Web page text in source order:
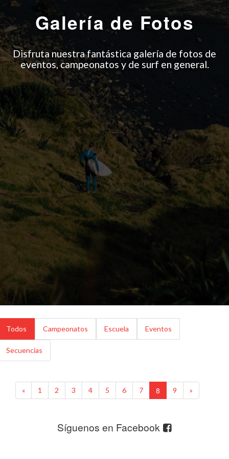
Galería de Fotos
Disfruta nuestra fantástica galería de fotos de
eventos, campeonatos y de surf en general.
Todos Campeonatos Escuela Eventos
Secuencias
« 1 2 3 4 5 6 7 8 9 »
Síguenos en Facebook